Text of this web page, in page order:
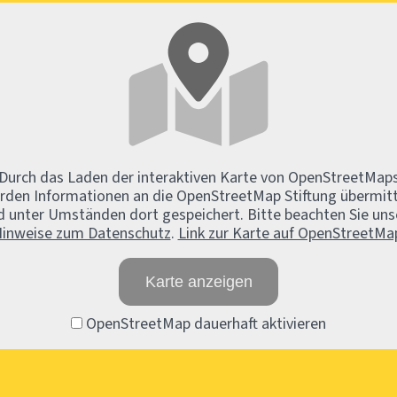
Durch das Laden der interaktiven Karte von
Informationen an die OpenStreetMap Stiftung
unter Umständen dort gespeichert. Bitte beachten Sie
zum Datenschutz. Link zur Karte auf
Karte anzeigen
OpenStreetMap dauerhaft aktivieren